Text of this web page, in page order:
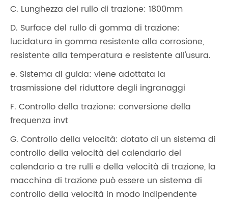
C. Lunghezza del rullo di trazione: 1800mm
D. Surface del rullo di gomma di trazione:
lucidatura in gomma resistente alla corrosione,
resistente alla temperatura e resistente all'usura.
e. Sistema di guida: viene adottata la
trasmissione del riduttore degli ingranaggi
F. Controllo della trazione: conversione della
frequenza invt
G. Controllo della velocità: dotato di un sistema di
controllo della velocità del calendario del
calendario a tre rulli e della velocità di trazione, la
macchina di trazione può essere un sistema di
controllo della velocità in modo indipendente